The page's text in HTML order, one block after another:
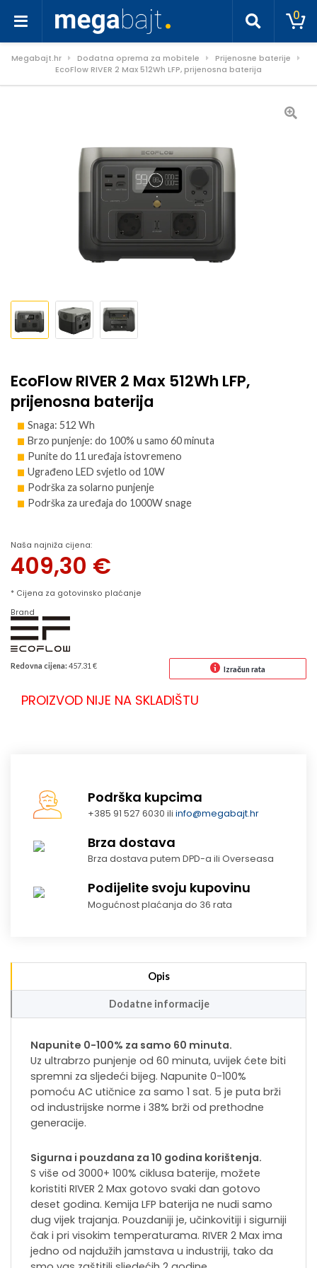
0
Megabajt.hr Dodatna oprema za mobitele
Prijenosne baterije
EcoFlow RIVER 2 Max 512Wh LFP, prijenosna baterija
EcoFlow RIVER 2 Max 512Wh LFP,
prijenosna baterija
Snaga: 512 Wh
Brzo punjenje: do 100% u samo 60 minuta
Punite do 11 uređaja istovremeno
Ugrađeno LED svjetlo od 10W
Podrška za solarno punjenje
Podrška za uređaja do 1000W snage
Naša najniža cijena:
409,30 €
* Cijena za gotovinsko plaćanje
Brand
Redovna cijena: 457.31 € Izračun rata
PROIZVOD NIJE NA SKLADIŠTU
Podrška kupcima
+385 91 527 6030 iliinfo@megabajt.hr
Brza dostava
Brza dostava putem DPD-a ili Overseasa
Podijelite svoju kupovinu
Mogućnost plaćanja do 36 rata
Opis
Dodatne informacije
Napunite 0-100% za samo 60 minuta.
Uz ultrabrzo punjenje od 60 minuta, uvijek ćete biti
spremni za sljedeći bijeg. Napunite 0-100%
pomoću AC utičnice za samo 1 sat. 5 je puta brži
od industrijske norme i 38% brži od prethodne
generacije.
Sigurna i pouzdana za 10 godina korištenja.
S više od 3000+ 100% ciklusa baterije, možete
koristiti RIVER 2 Max gotovo svaki dan gotovo
deset godina. Kemija LFP baterija ne nudi samo
dug vijek trajanja. Pouzdaniji je, učinkovitiji i sigurniji
čak i pri visokim temperaturama. RIVER 2 Max ima
jedno od najdužih jamstava u industriji, tako da